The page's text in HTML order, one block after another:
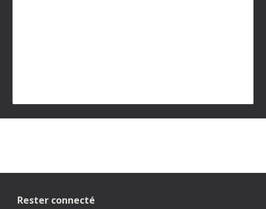
Rester connecté